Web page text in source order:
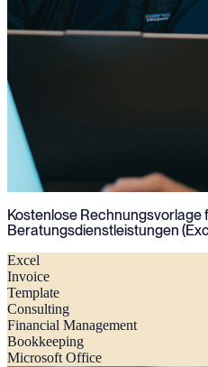
Kostenlose
Beratungsdienstleistungen
Excel
Invoice
Template
Consulting
Financial Management
Bookkeeping
Microsoft Office